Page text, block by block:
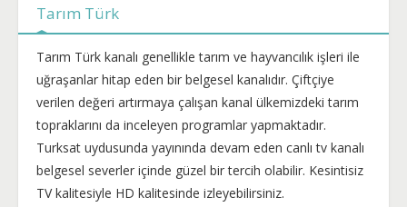
Tarım Türk
Tarım Türk kanalı genellikle tarım ve hayvancılık işleri ile
uğraşanlar hitap eden bir belgesel kanalıdır. Çiftçiye
verilen değeri artırmaya çalışan kanal ülkemizdeki tarım
topraklarını da inceleyen programlar yapmaktadır.
Turksat uydusunda yayınında devam eden canlı tv kanalı
belgesel severler içinde güzel bir tercih olabilir. Kesintisiz
TV kalitesiyle HD kalitesinde izleyebilirsiniz.